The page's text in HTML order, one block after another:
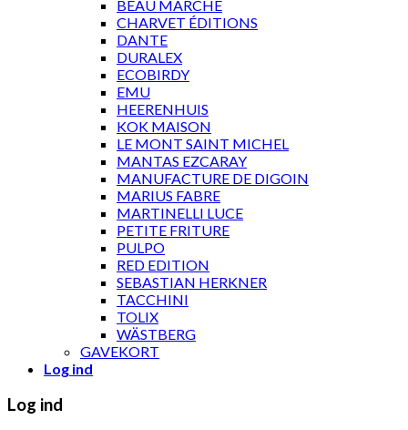
BEAU MARCHÉ
CHARVET ÉDITIONS
DANTE
DURALEX
ECOBIRDY
EMU
HEERENHUIS
KOK MAISON
LE MONT SAINT MICHEL
MANTAS EZCARAY
MANUFACTURE DE DIGOIN
MARIUS FABRE
MARTINELLI LUCE
PETITE FRITURE
PULPO
RED EDITION
SEBASTIAN HERKNER
TACCHINI
TOLIX
WÄSTBERG
GAVEKORT
Log ind
Log ind